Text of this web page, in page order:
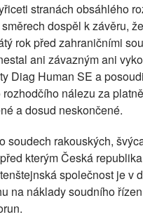
stranách obsáhlého
dospěl k závěru,
rok před zahraničními
ani závazným ani
Diag Human SE a
nálezu za
a dosud neskončené.
soudech rakouských,
kterým Česká
společnost je v
na náklady soudního